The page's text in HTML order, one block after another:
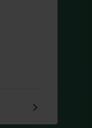
keyboard_arrow_right